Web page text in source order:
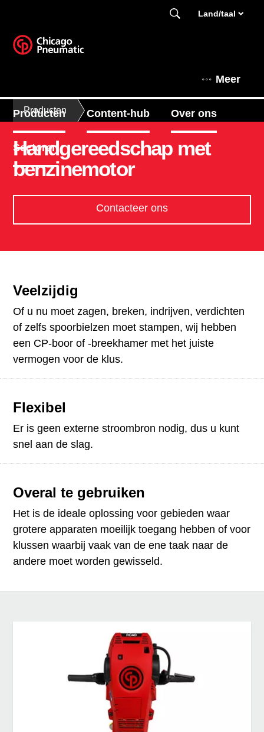
Land/taal
Meer
Producten Content-hub Over ons
Sectoren
Producten
Handgereedschap met
benzinemotor
Contacteer ons
Veelzijdig
Of u nu moet zagen, breken, indrijven, verdichten
of zelfs spoorbielzen moet stampen, wij hebben
een CP-boor of -breekhamer met het juiste
vermogen voor de klus.
Flexibel
Er is geen externe stroombron nodig, dus u kunt
snel aan de slag.
Overal te gebruiken
Het is de ideale oplossing voor gebieden waar
grotere apparaten moeilijk toegang hebben of voor
klussen waarbij vaak van de ene taak naar de
andere moet worden gewisseld.